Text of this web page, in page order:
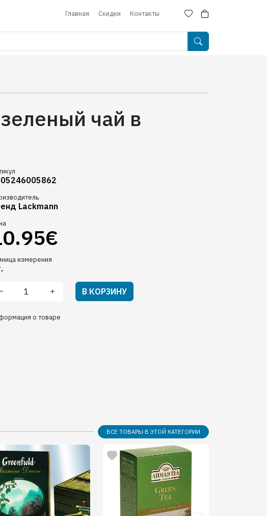
Главная Скидки Контакты
чай в
Lackmann
измерения
В КОРЗИНУ
о товаре
ВСЕ ТОВАРЫ В ЭТОЙ КАТЕГОРИИ